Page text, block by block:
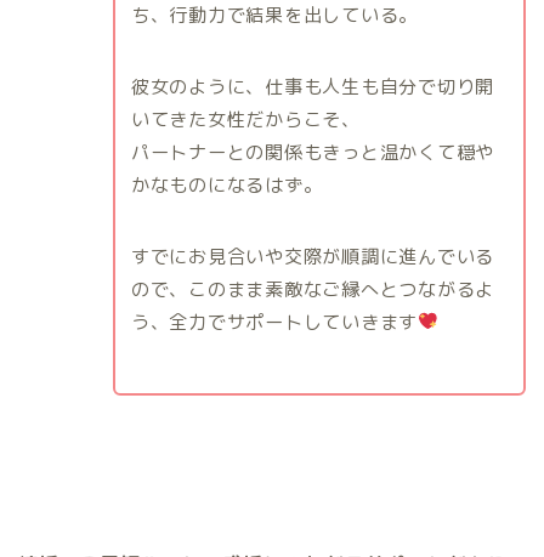
ち、行動力で結果を出している。
彼女のように、仕事も人生も自分で切り開
いてきた女性だからこそ、
パートナーとの関係もきっと温かくて穏や
かなものになるはず。
すでにお見合いや交際が順調に進んでいる
ので、このまま素敵なご縁へとつながるよ
う、全力でサポートしていきます